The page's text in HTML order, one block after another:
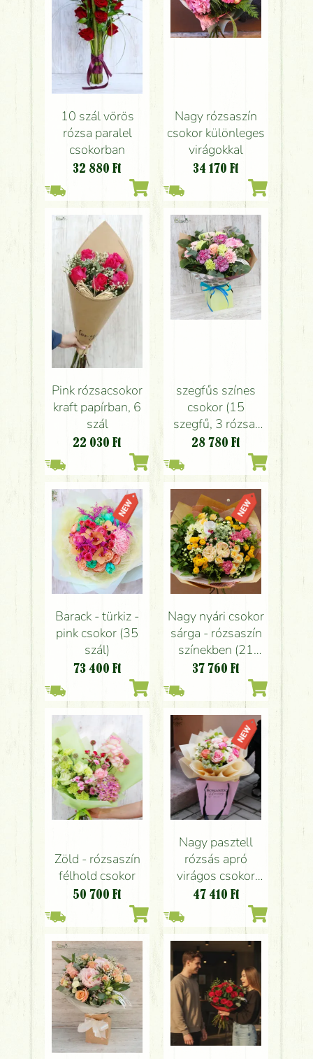
10 szál vörös
rózsa paralel
csokorban
32 880 Ft
Nagy rózsaszín
csokor különleges
virágokkal
34 170 Ft
Pink rózsacsokor
kraft papírban, 6
szál
22 030 Ft
szegfűs színes
csokor (15
szegfű, 3 rózsa)
papírvázával
28 780 Ft
Barack - türkiz -
pink csokor (35
szál)
73 400 Ft
Nagy nyári csokor
sárga - rózsaszín
színekben (21
szál)
37 760 Ft
Zöld - rózsaszín
félhold csokor
50 700 Ft
Nagy pasztell
rózsás apró
virágos csokor
papírtáskával (20
47 410 Ft